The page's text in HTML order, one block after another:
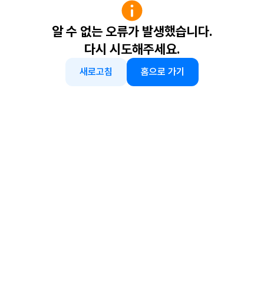
알 수 없는 오류가 발생했습니다.
다시 시도해주세요.
새로고침 홈으로 가기